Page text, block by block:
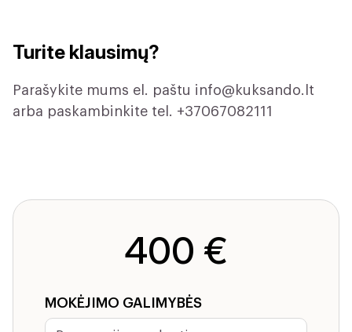
Turite klausimų?
Parašykite mums el. paštu info@kuksando.lt
arba paskambinkite tel. +37067082111
400 €
MOKĖJIMO GALIMYBĖS